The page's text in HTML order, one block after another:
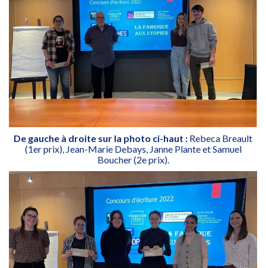
De gauche à droite sur la photo ci-haut : Rebeca Breault
(1er prix), Jean-Marie Debays, Janne Plante et Samuel
Boucher (2e prix).